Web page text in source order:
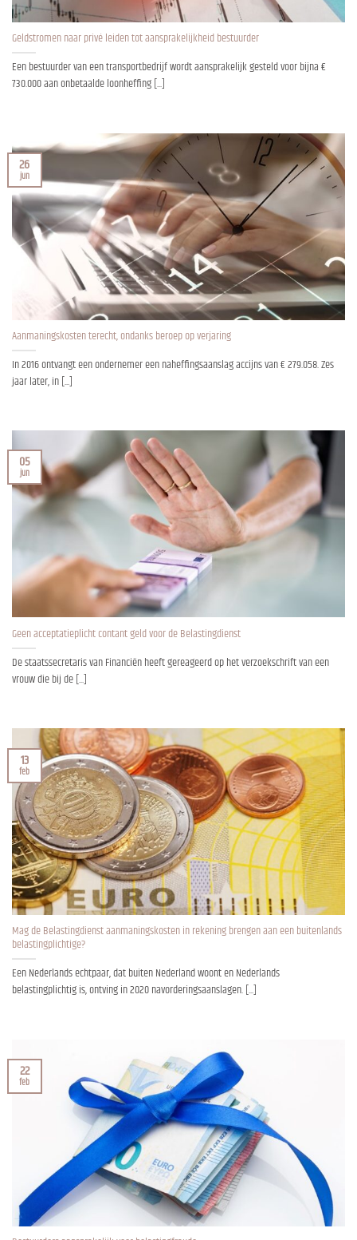
Geldstromen naar privé leiden tot aansprakelijkheid bestuurder
Een bestuurder van een transportbedrijf wordt aansprakelijk gesteld voor bijna €
730.000 aan onbetaalde loonheffing [...]
Aanmaningskosten terecht, ondanks beroep op verjaring
In 2016 ontvangt een ondernemer een naheffingsaanslag accijns van € 279.058. Zes
jaar later, in [...]
26
jun
Geen acceptatieplicht contant geld voor de Belastingdienst
De staatssecretaris van Financiën heeft gereageerd op het verzoekschrift van een
vrouw die bij de [...]
05
jun
Mag de Belastingdienst aanmaningskosten in rekening brengen aan een buitenlands
belastingplichtige?
Een Nederlands echtpaar, dat buiten Nederland woont en Nederlands
belastingplichtig is, ontving in 2020 navorderingsaanslagen. [...]
13
feb
22
feb